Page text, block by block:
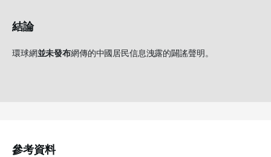
結論
環球網並未發布網傳的中國居民信息洩露的闢謠聲明。
參考資料